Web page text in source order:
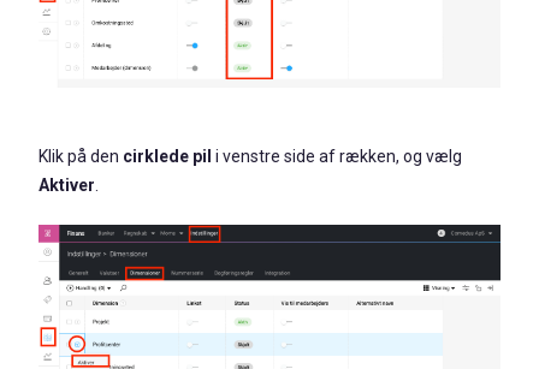
Klik på den cirklede pil i venstre side af rækken, og vælg
Aktiver.